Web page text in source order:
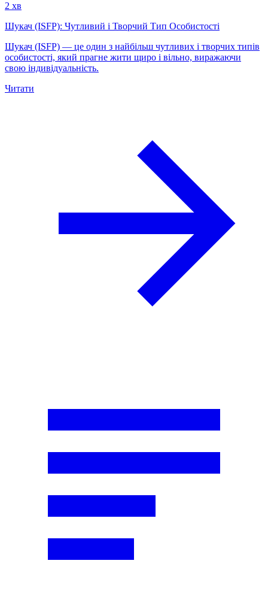
2 хв
Шукач (ISFP): Чутливий і Творчий Тип Особистості
Шукач (ISFP) — це один з найбільш чутливих і творчих типів
особистості, який прагне жити щиро і вільно, виражаючи
свою індивідуальність.
Читати